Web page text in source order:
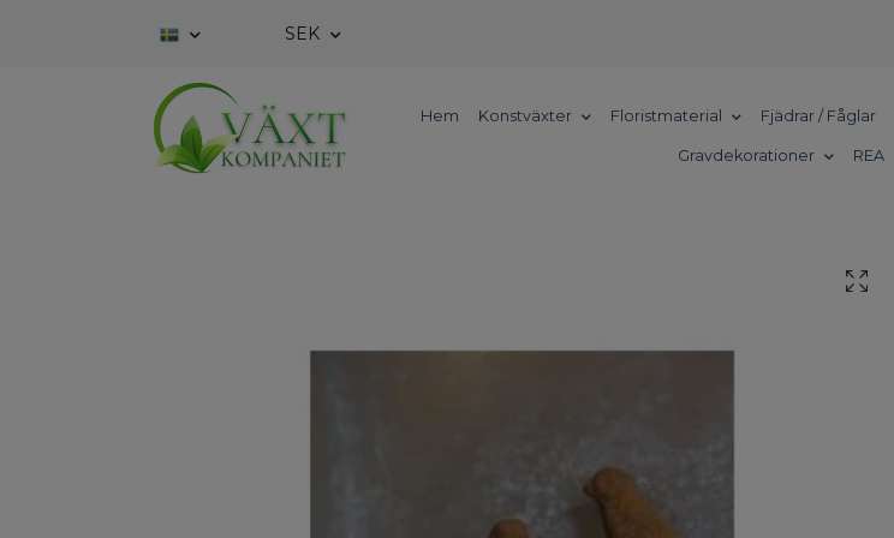
SEK
Hem Konstväxter Floristmaterial Fjädrar / Fåglar
Gravdekorationer REA